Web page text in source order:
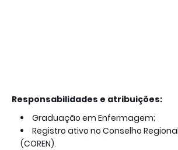
Responsabilidades e atribuições:
Graduação em Enfermagem;
Registro ativo no Conselho
(COREN).